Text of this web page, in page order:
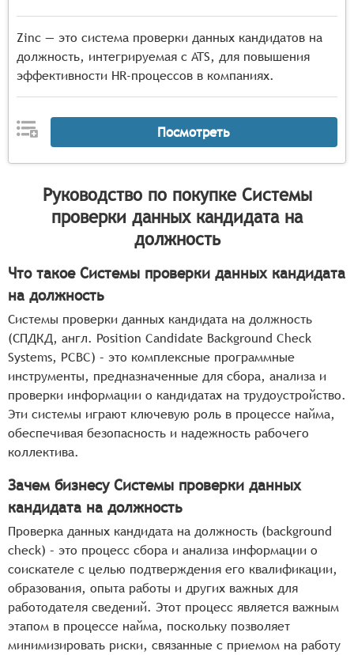
Zinc — это система проверки данных кандидатов на
должность, интегрируемая с ATS, для повышения
эффективности HR-процессов в компаниях.
Посмотреть
Руководство по покупке Системы
проверки данных кандидата на
должность
Что такое Системы проверки данных кандидата
на должность
Системы проверки данных кандидата на должность
(СПДКД, англ. Position Candidate Background Check
Systems, PCBC) – это комплексные программные
инструменты, предназначенные для сбора, анализа и
проверки информации о кандидатах на трудоустройство.
Эти системы играют ключевую роль в процессе найма,
обеспечивая безопасность и надежность рабочего
коллектива.
Зачем бизнесу Системы проверки данных
кандидата на должность
Проверка данных кандидата на должность (background
check) – это процесс сбора и анализа информации о
соискателе с целью подтверждения его квалификации,
образования, опыта работы и других важных для
работодателя сведений. Этот процесс является важным
этапом в процессе найма, поскольку позволяет
минимизировать риски, связанные с приемом на работу